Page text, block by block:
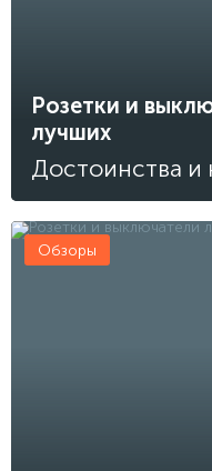
Розетки и
лучших
Достоинства и
Обзоры